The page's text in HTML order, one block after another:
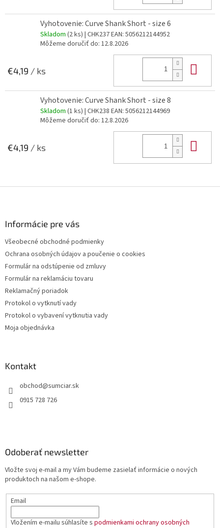
Vyhotovenie: Curve Shank Short - size 6
Skladom (2 ks) | CHK237EAN: 5056212144952
Môžeme doručiť do: 12.8.2026
€4,19 / ks
Vyhotovenie: Curve Shank Short - size 8
Skladom (1 ks) | CHK238 EAN: 5056212144969
Môžeme doručiť do: 12.8.2026
€4,19 / ks
Informácie pre vás
Všeobecné obchodné podmienky
Ochrana osobných údajov a poučenie o cookies
Formulár na odstúpenie od zmluvy
Formulár na reklamáciu tovaru
Reklamačný poriadok
Protokol o vytknutí vady
Protokol o vybavení vytknutia vady
Moja objednávka
Kontakt
obchod@sumciar.sk
0915 728 726
Odoberať newsletter
Vložte svoj e-mail a my Vám budeme zasielať informácie o nových
produktoch na našom e-shope.
Email
Vložením e-mailu súhlasíte s podmienkami ochrany osobných